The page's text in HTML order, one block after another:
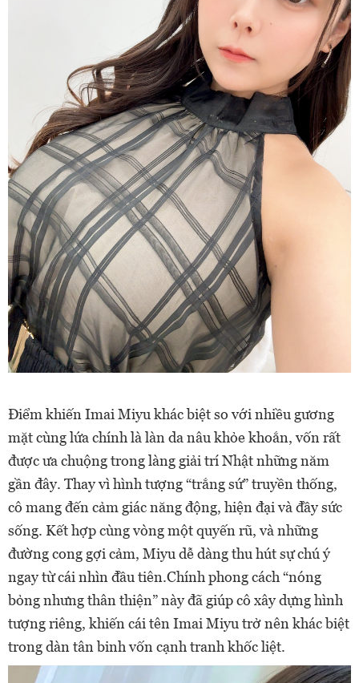
Điểm khiến Imai Miyu khác biệt so với nhiều gương
mặt cùng lứa chính là làn da nâu khỏe khoắn, vốn rất
được ưa chuộng trong làng giải trí Nhật những năm
gần đây. Thay vì hình tượng “trắng sứ” truyền thống,
cô mang đến cảm giác năng động, hiện đại và đầy sức
sống. Kết hợp cùng vòng một quyến rũ, và những
đường cong gợi cảm, Miyu dễ dàng thu hút sự chú ý
ngay từ cái nhìn đầu tiên.Chính phong cách “nóng
bỏng nhưng thân thiện” này đã giúp cô xây dựng hình
tượng riêng, khiến cái tên Imai Miyu trở nên khác biệt
trong dàn tân binh vốn cạnh tranh khốc liệt.